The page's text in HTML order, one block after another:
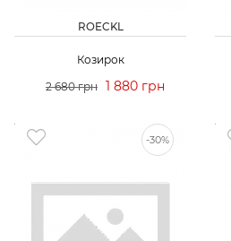
ROECKL
Козирок
2 680 грн 1 880 грн
-30%